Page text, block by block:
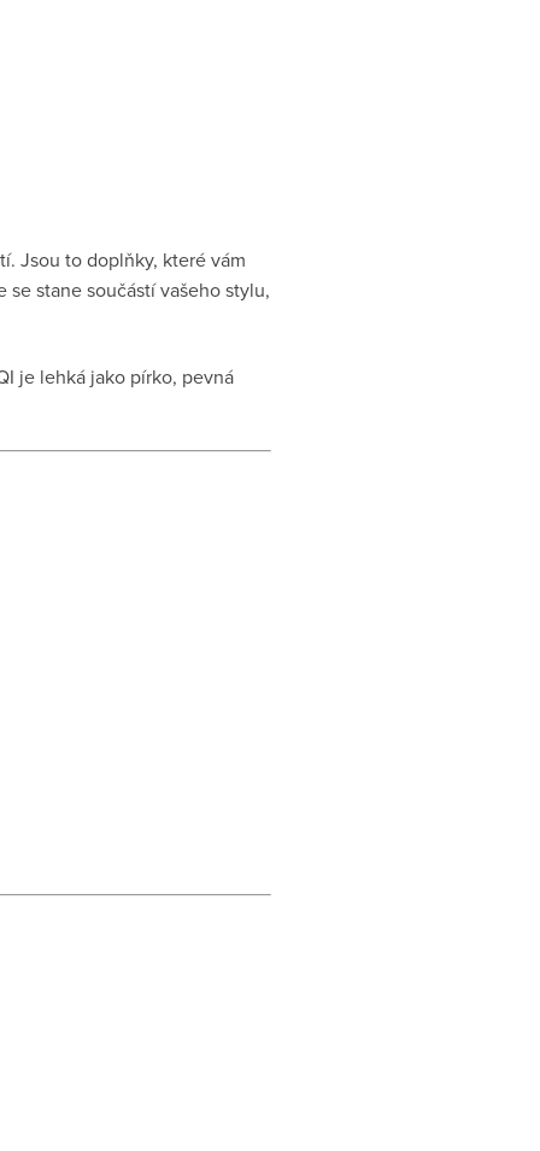
Jsou to doplňky, které vám
stane součástí vašeho stylu,
je lehká jako pírko, pevná